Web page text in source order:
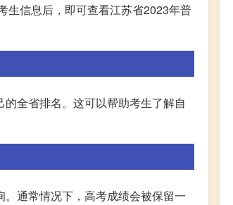
生信息后，即可查看江苏省2023年普
全省排名。这可以帮助考生了解自
通常情况下，高考成绩会被保留一